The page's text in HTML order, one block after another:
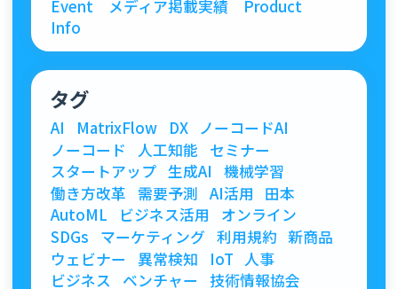
Event メディア掲載実績
Product
Info
タグ
AI MatrixFlow DX
ノーコードAI
ノーコード
人工知能
セミナー
スタートアップ 生成AI
機械学習
働き方改革
需要予測 AI活用
田本
AutoML
ビジネス活用
オンライン
SDGs
マーケティング 利用規約 新商品
ウェビナー
異常検知 IoT
人事
ビジネス
ベンチャー
技術情報協会